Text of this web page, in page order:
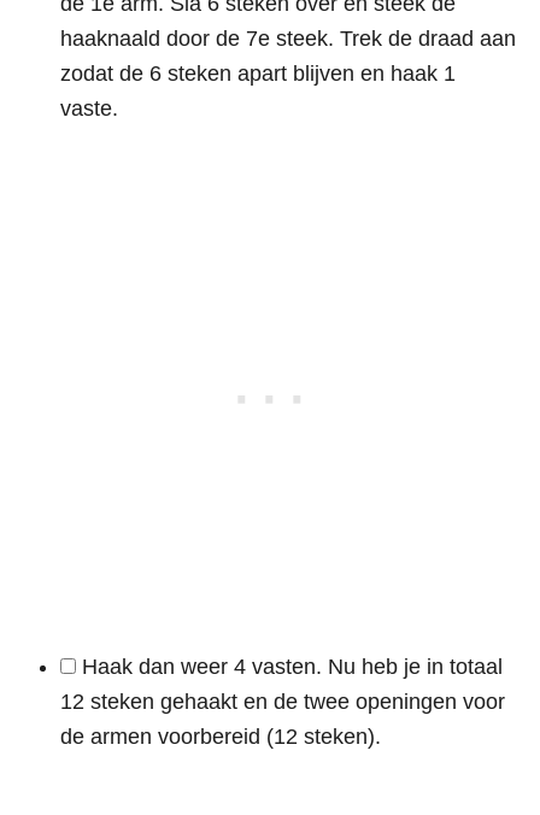
haaknaald door de 7e steek. Trek de draad aan
zodat de 6 steken apart blijven en haak 1
vaste.
Haak dan weer 4 vasten. Nu heb je in totaal
12 steken gehaakt en de twee openingen voor
de armen voorbereid (12 steken).